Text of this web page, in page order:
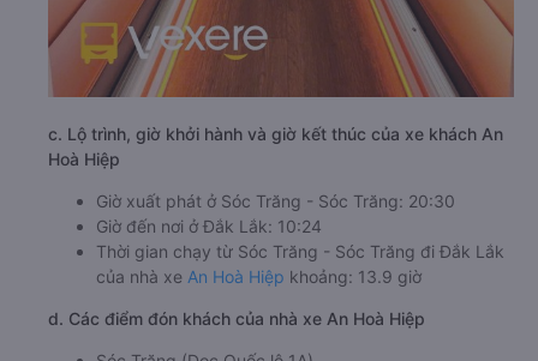
c. Lộ trình, giờ khởi hành và giờ kết thúc của xe khách An
Hoà Hiệp
Giờ xuất phát ở Sóc Trăng - Sóc Trăng: 20:30
Giờ đến nơi ở Đắk Lắk: 10:24
Thời gian chạy từ Sóc Trăng - Sóc Trăng đi Đắk Lắk
của nhà xe An Hoà Hiệp khoảng: 13.9 giờ
d. Các điểm đón khách của nhà xe An Hoà Hiệp